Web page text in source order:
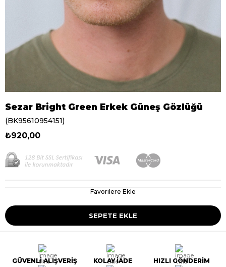
Sezar Bright Green Erkek Güneş Gözlüğü
(BK95610954151)
₺920,00
Favorilere Ekle
GÜVENLİ ALIŞVERİŞ KOLAY İADE HIZLI GÖNDERİM